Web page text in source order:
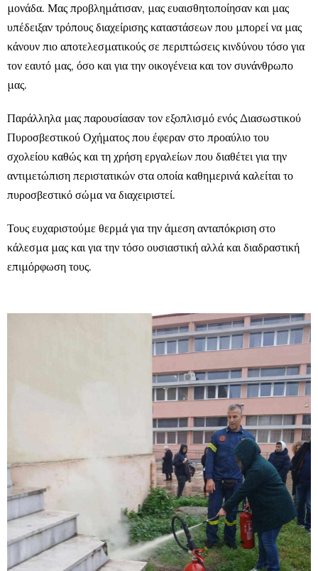
μονάδα. Μας προβλημάτισαν, μας ευαισθητοποίησαν και μας
υπέδειξαν τρόπους διαχείρισης καταστάσεων που μπορεί να μας
κάνουν πιο αποτελεσματικούς σε περιπτώσεις κινδύνου τόσο για
τον εαυτό μας, όσο και για την οικογένεια και τον συνάνθρωπο
μας.
Παράλληλα μας παρουσίασαν τον εξοπλισμό ενός Διασωστικού
Πυροσβεστικού Οχήματος που έφεραν στο προαύλιο του
σχολείου καθώς και τη χρήση εργαλείων που διαθέτει για την
αντιμετώπιση περιστατικών στα οποία καθημερινά καλείται το
πυροσβεστικό σώμα να διαχειριστεί.
Τους ευχαριστούμε θερμά για την άμεση ανταπόκριση στο
κάλεσμα μας και για την τόσο ουσιαστική αλλά και διαδραστική
επιμόρφωση τους.